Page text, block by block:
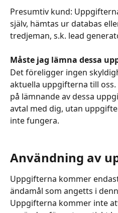
Presumtiv kund:
själv, hämtas ur databas
tredjeman, s.k. lead
Måste jag lämna dessa
Det föreligger ingen
aktuella uppgifterna till
på lämnande av dessa
avtal med dig, utan
inte fungera.
Användning av
Uppgifterna kommer
ändamål som angetts i
Uppgifterna kommer inte